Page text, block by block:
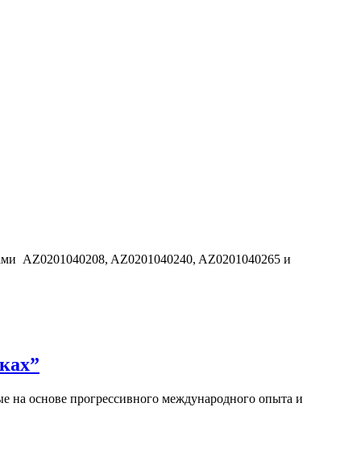
AZ0201040208, AZ0201040240, AZ0201040265 и
основе прогрессивного международного опыта и